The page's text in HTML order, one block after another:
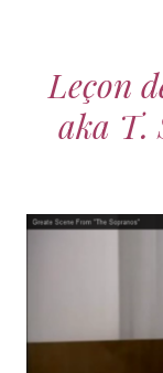
Leçon
aka T.